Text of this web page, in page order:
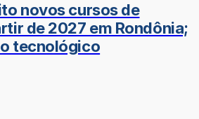
novos cursos de
de 2027 em Rondônia;
tecnológico